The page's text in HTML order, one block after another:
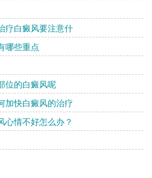
疗白癜风要注意什
哪些重点
位的白癜风呢
加快白癜风的治疗
心情不好怎么办？